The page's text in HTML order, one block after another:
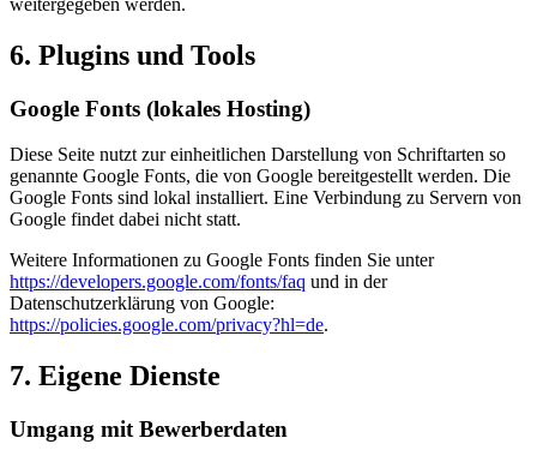
6. Plugins und Tools
Google Fonts (lokales Hosting)
Diese Seite nutzt zur einheitlichen Darstellung von Schriftarten so
genannte Google Fonts, die von Google bereitgestellt werden. Die
Google Fonts sind lokal installiert. Eine Verbindung zu Servern von
Google findet dabei nicht statt.
Weitere Informationen zu Google Fonts finden Sie unter
https://developers.google.com/fonts/faq und in der
Datenschutzerklärung von Google:
https://policies.google.com/privacy?hl=de.
7. Eigene Dienste
Umgang mit Bewerberdaten